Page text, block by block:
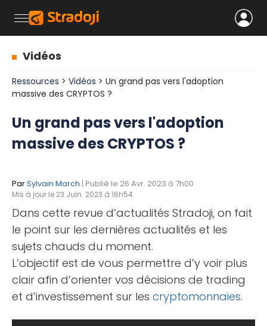
Vidéos
Ressources > Vidéos > Un grand pas vers l'adoption
massive des CRYPTOS ?
Un grand pas vers l'adoption
massive des CRYPTOS ?
ParSylvain March | Publié le 26 Avr. 2023 à 7h00
Mis à jour le 23 Juin. 2023 à 16h54
Dans cette revue d’actualités Stradoji, on fait
le point sur les dernières actualités et les
sujets chauds du moment.
L’objectif est de vous permettre d’y voir plus
clair afin d’orienter vos décisions de trading
et d’investissement sur les cryptomonnaies.